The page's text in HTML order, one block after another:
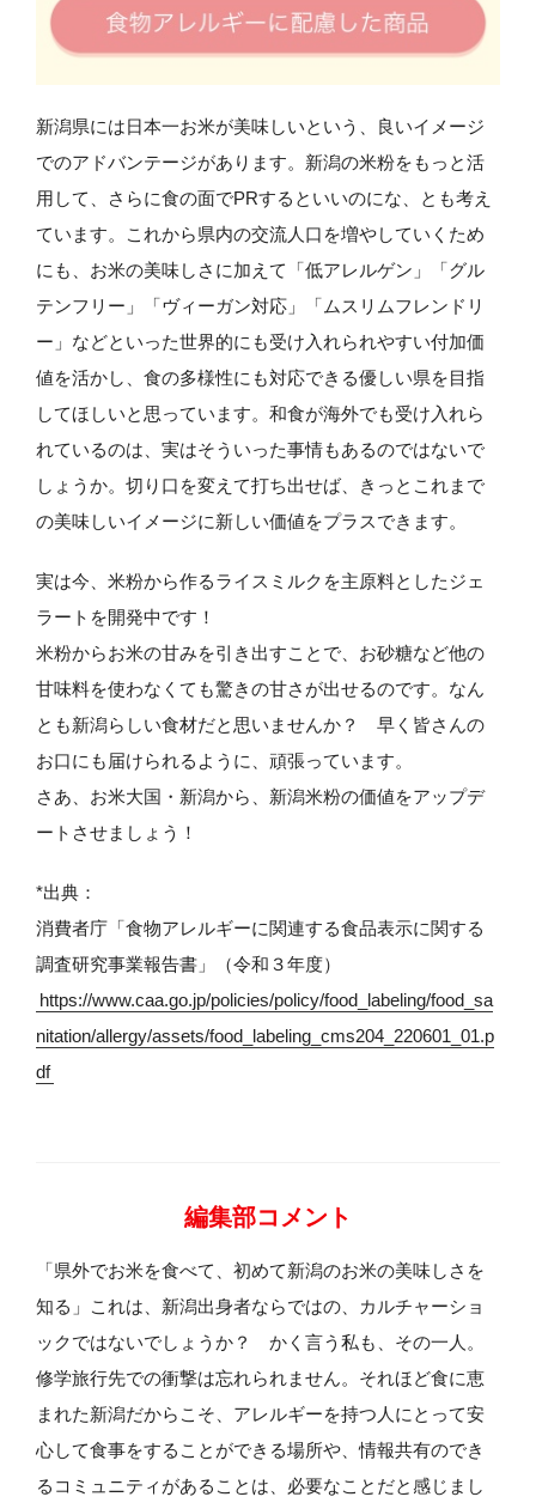
新潟県には日本一お米が美味しいという、良いイメージ
でのアドバンテージがあります。新潟の米粉をもっと活
用して、さらに食の面でPRするといいのにな、とも考え
ています。これから県内の交流人口を増やしていくため
にも、お米の美味しさに加えて「低アレルゲン」「グル
テンフリー」「ヴィーガン対応」「ムスリムフレンドリ
ー」などといった世界的にも受け入れられやすい付加価
値を活かし、食の多様性にも対応できる優しい県を目指
してほしいと思っています。和食が海外でも受け入れら
れているのは、実はそういった事情もあるのではないで
しょうか。切り口を変えて打ち出せば、きっとこれまで
の美味しいイメージに新しい価値をプラスできます。
実は今、米粉から作るライスミルクを主原料としたジェ
ラートを開発中です！
米粉からお米の甘みを引き出すことで、お砂糖など他の
甘味料を使わなくても驚きの甘さが出せるのです。なん
とも新潟らしい食材だと思いませんか？ 早く皆さんの
お口にも届けられるように、頑張っています。
さあ、お米大国・新潟から、新潟米粉の価値をアップデ
ートさせましょう！
*出典：
消費者庁「食物アレルギーに関連する食品表示に関する
調査研究事業報告書」（令和３年度）
https://www.caa.go.jp/policies/policy/food_labeling/food_sa
nitation/allergy/assets/food_labeling_cms204_220601_01.p
df
編集部コメント
「県外でお米を食べて、初めて新潟のお米の美味しさを
知る」これは、新潟出身者ならではの、カルチャーショ
ックではないでしょうか？ かく言う私も、その一人。
修学旅行先での衝撃は忘れられません。それほど食に恵
まれた新潟だからこそ、アレルギーを持つ人にとって安
心して食事をすることができる場所や、情報共有のでき
るコミュニティがあることは、必要なことだと感じまし